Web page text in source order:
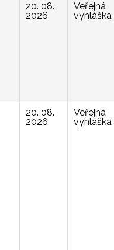
20. 08.
2026
Veřejná
vyhláška
20. 08.
2026
Veřejná
vyhláška